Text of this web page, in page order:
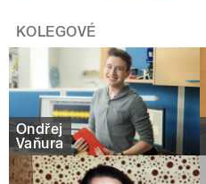
KOLEGOVÉ
Ondřej
Vaňura